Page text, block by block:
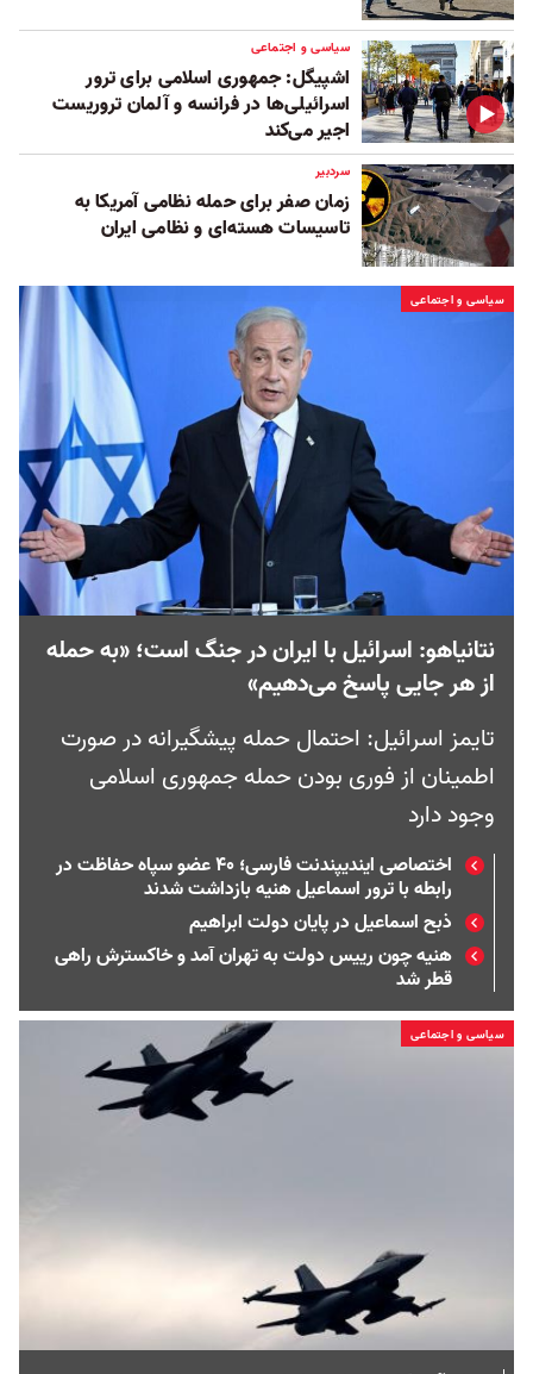
سیاسی و اجتماعی
اشپیگل: جمهوری اسلامی برای ترور
اسرائیلی‌ها در فرانسه و آلمان تروریست
اجیر می‌کند
سردبیر
زمان صفر برای حمله نظامی آمریکا به
تاسیسات هسته‌ای و نظامی ایران
سیاسی و اجتماعی
نتانیاهو: اسرائیل با ایران در جنگ است؛ «به حمله
از هر جایی پاسخ می‌دهیم»
تایمز اسرائیل: احتمال حمله پیشگیرانه در صورت
اطمینان از فوری بودن حمله جمهوری اسلامی
وجود دارد
اختصاصی ایندیپندنت فارسی؛ ۴۰ عضو سپاه حفاظت در
رابطه با ترور اسماعیل هنیه بازداشت شدند
ذبح اسماعیل در پایان دولت ابراهیم
هنیه چون رییس دولت به تهران آمد و خاکسترش راهی
قطر شد
سیاسی و اجتماعی